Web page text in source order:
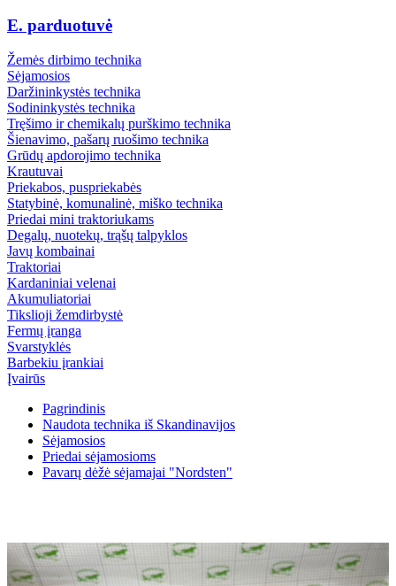
E. parduotuvė
Žemės dirbimo technika
Sėjamosios
Daržininkystės technika
Sodininkystės technika
Tręšimo ir chemikalų purškimo technika
Šienavimo, pašarų ruošimo technika
Grūdų apdorojimo technika
Krautuvai
Priekabos, puspriekabės
Statybinė, komunalinė, miško technika
Priedai mini traktoriukams
Degalų, nuotekų, trąšų talpyklos
Javų kombainai
Traktoriai
Kardaniniai velenai
Akumuliatoriai
Tikslioji žemdirbystė
Fermų įranga
Svarstyklės
Barbekiu įrankiai
Įvairūs
Pagrindinis
Naudota technika iš Skandinavijos
Sėjamosios
Priedai sėjamosioms
Pavarų dėžė sėjamajai "Nordsten"